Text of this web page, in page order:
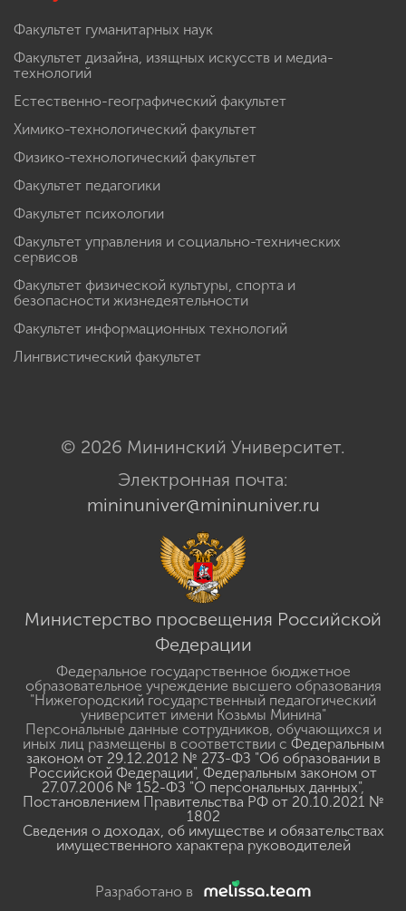
Факультет гуманитарных наук
Факультет дизайна, изящных искусств и медиа-
технологий
Естественно-географический факультет
Химико-технологический факультет
Физико-технологический факультет
Факультет педагогики
Факультет психологии
Факультет управления и социально-технических
сервисов
Факультет физической культуры, спорта и
безопасности жизнедеятельности
Факультет информационных технологий
Лингвистический факультет
© 2026 Мининский Университет.
Электронная почта:
mininuniver@mininuniver.ru
Министерство просвещения Российской
Федерации
Федеральное государственное бюджетное
образовательное учреждение высшего образования
"Нижегородский государственный педагогический
университет имени Козьмы Минина"
Персональные данные сотрудников, обучающихся и
иных лиц размещены в соответствии с Федеральным
законом от 29.12.2012 № 273-ФЗ "Об образовании в
Российской Федерации", Федеральным законом от
27.07.2006 № 152-ФЗ "О персональных данных",
Постановлением Правительства РФ от 20.10.2021 №
1802
Сведения о доходах, об имуществе и обязательствах
имущественного характера руководителей
Разработано в